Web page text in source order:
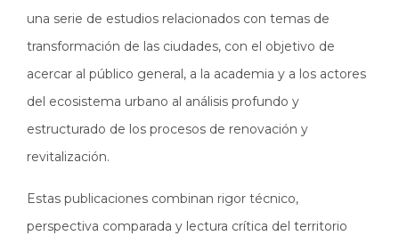
una serie de estudios relacionados con temas de
transformación de las ciudades, con el objetivo de
acercar al público general, a la academia y a los actores
del ecosistema urbano al análisis profundo y
estructurado de los procesos de renovación y
revitalización.
Estas publicaciones combinan rigor técnico,
perspectiva comparada y lectura crítica del territorio